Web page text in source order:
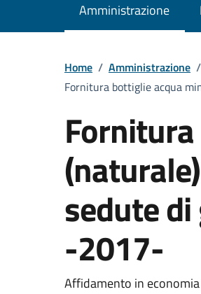
Amministrazione
Home / Amministrazione /
Fornitura bottiglie acqua
sedute
-2017-
Dettaglio del documento
Affidamento in